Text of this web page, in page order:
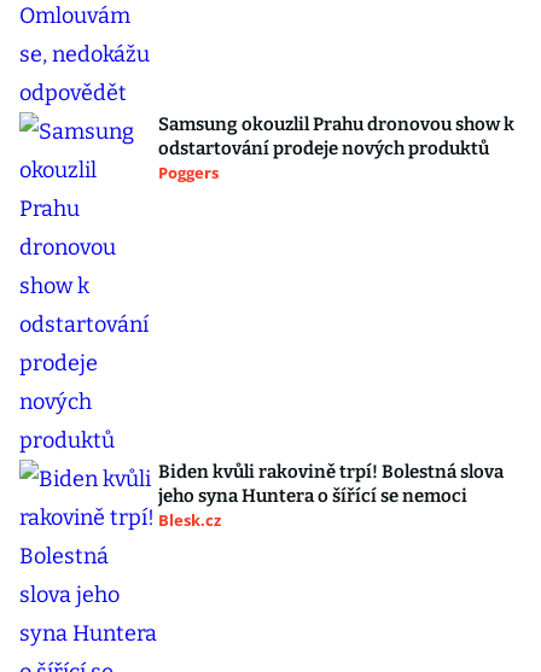
Samsung okouzlil Prahu dronovou show k
odstartování prodeje nových produktů
Poggers
Biden kvůli rakovině trpí! Bolestná slova
jeho syna Huntera o šířící se nemoci
Blesk.cz